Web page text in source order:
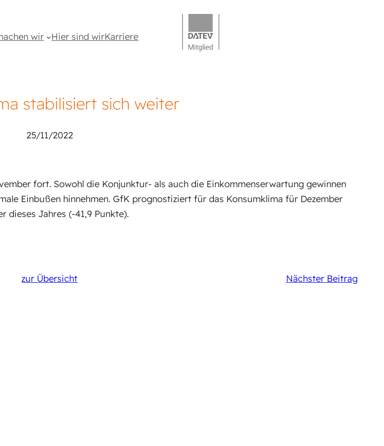
wir Hier sind wirKarriere
stabilisiert sich weiter
25/11/2022
fort. Sowohl die Konjunktur- als auch die Einkommenserwartung gewinnen
Einbußen hinnehmen. GfK prognostiziert für das Konsumklima für Dezember
dieses Jahres (-41,9 Punkte).
zur Übersicht Nächster Beitrag